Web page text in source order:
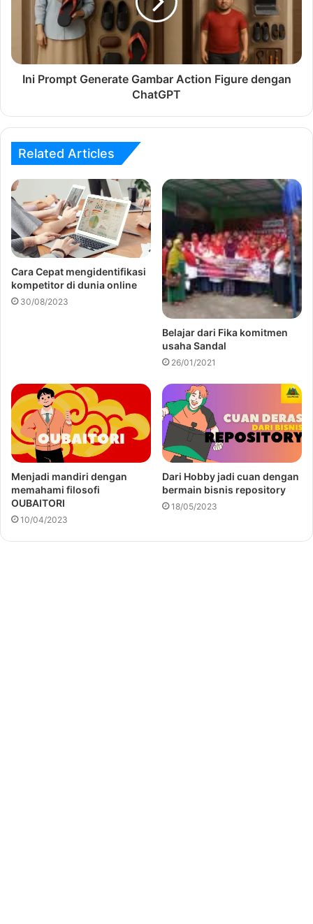
Ini Prompt Generate Gambar Action Figure dengan
ChatGPT
Related Articles
Cara Cepat mengidentifikasi
kompetitor di dunia online
30/08/2023
Belajar dari Fika komitmen
usaha Sandal
26/01/2021
Menjadi mandiri dengan
memahami filosofi
OUBAITORI
10/04/2023
Dari Hobby jadi cuan dengan
bermain bisnis repository
18/05/2023